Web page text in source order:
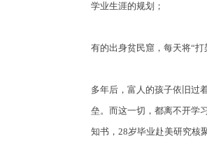
学业生涯的规划；
有的出身贫民窟，每天将“打
多年后，富人的孩子依旧过
垒。而这一切，都离不开学
知书，28岁毕业赴美研究核